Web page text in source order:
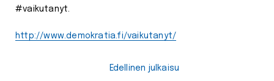
#vaikutanyt.
http://www.demokratia.fi/vaikutanyt/
Edellinen julkaisu